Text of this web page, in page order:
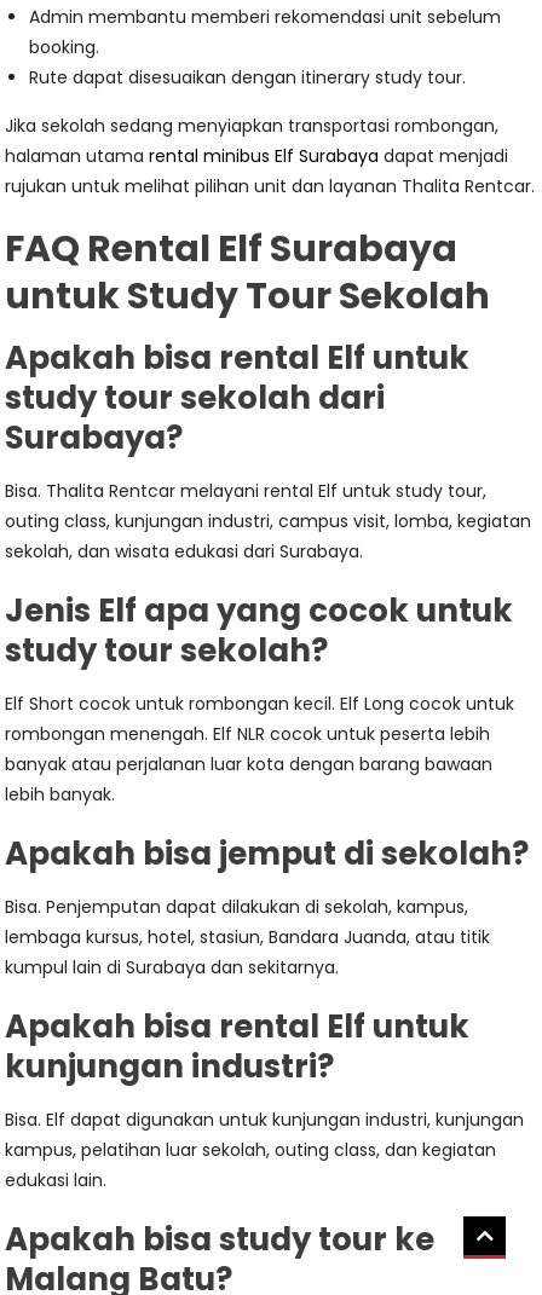
Admin membantu memberi rekomendasi unit sebelum
booking.
Rute dapat disesuaikan dengan itinerary study tour.
Jika sekolah sedang menyiapkan transportasi rombongan,
halaman utamarental minibus Elf Surabaya dapat menjadi
rujukan untuk melihat pilihan unit dan layanan Thalita Rentcar.
FAQ Rental Elf Surabaya
untuk Study Tour Sekolah
Apakah bisa rental Elf untuk
study tour sekolah dari
Surabaya?
Bisa. Thalita Rentcar melayani rental Elf untuk study tour,
outing class, kunjungan industri, campus visit, lomba, kegiatan
sekolah, dan wisata edukasi dari Surabaya.
Jenis Elf apa yang cocok untuk
study tour sekolah?
Elf Short cocok untuk rombongan kecil. Elf Long cocok untuk
rombongan menengah. Elf NLR cocok untuk peserta lebih
banyak atau perjalanan luar kota dengan barang bawaan
lebih banyak.
Apakah bisa jemput di sekolah?
Bisa. Penjemputan dapat dilakukan di sekolah, kampus,
lembaga kursus, hotel, stasiun, Bandara Juanda, atau titik
kumpul lain di Surabaya dan sekitarnya.
Apakah bisa rental Elf untuk
kunjungan industri?
Bisa. Elf dapat digunakan untuk kunjungan industri, kunjungan
kampus, pelatihan luar sekolah, outing class, dan kegiatan
edukasi lain.
Apakah bisa study tour ke
Malang Batu?